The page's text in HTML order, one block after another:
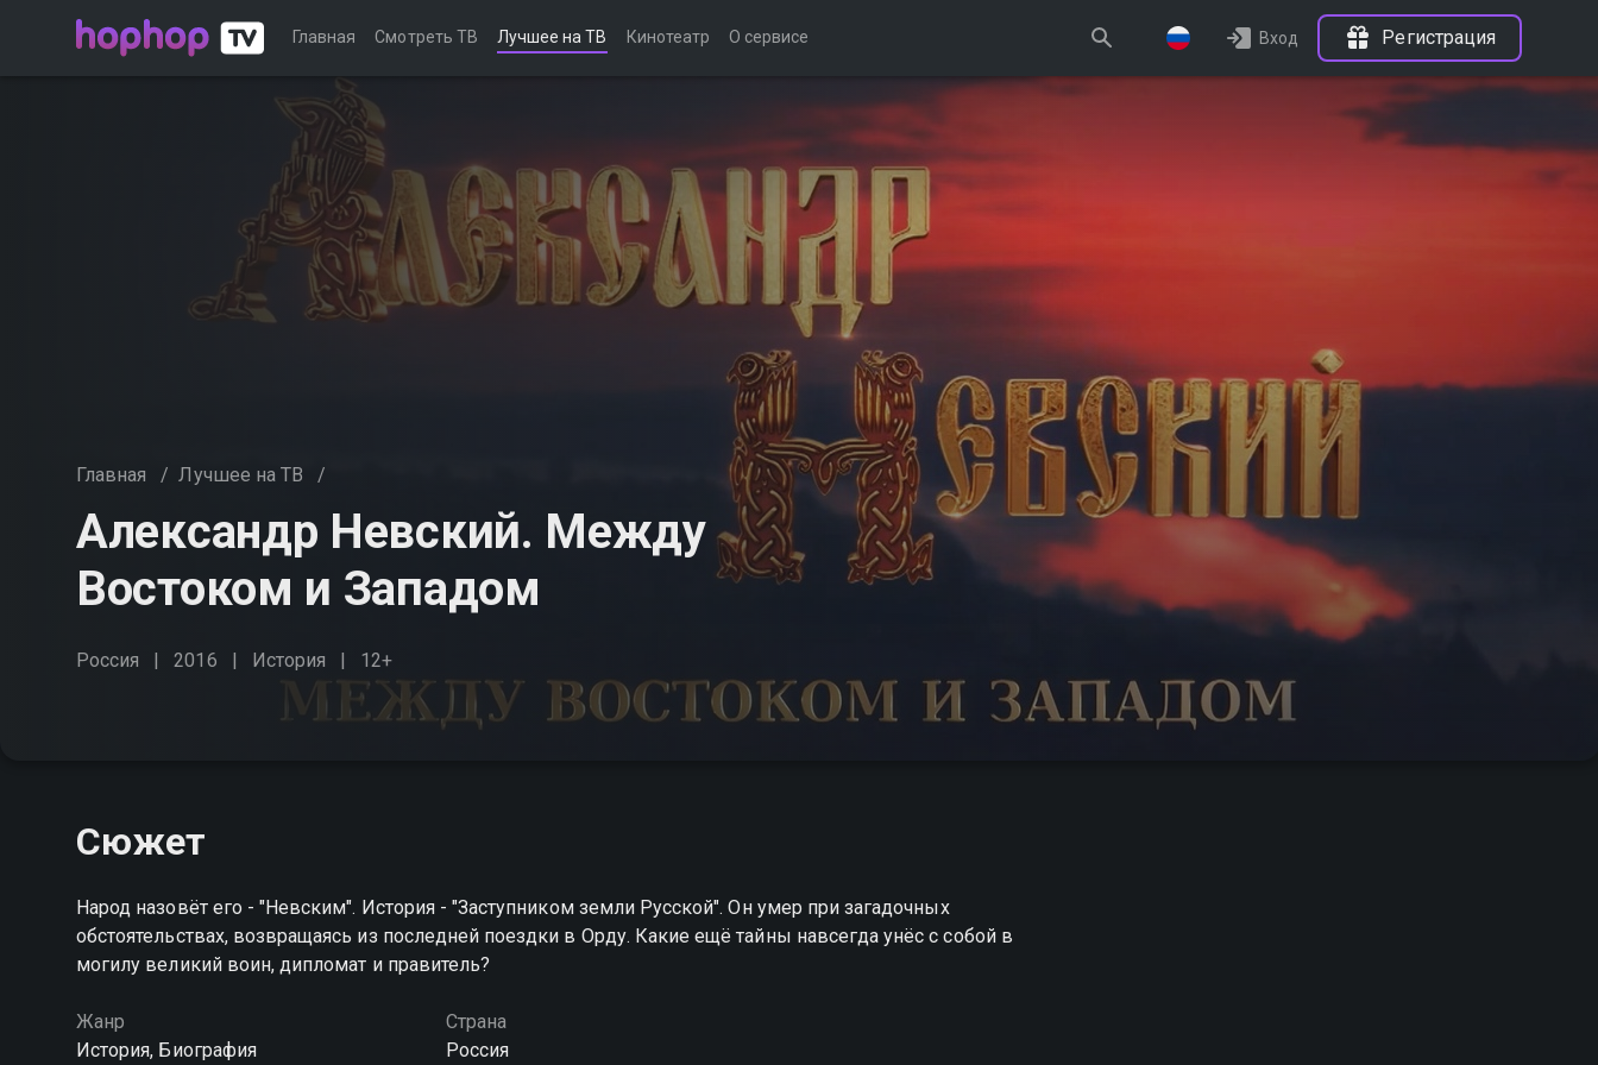
Главная Смотреть ТВ Лучшее на ТВ Кинотеатр О сервисе Вход Регистрация
Главная / Лучшее на ТВ /
Александр Невский. Между
Востоком и Западом
Россия 2016 История 12+
Сюжет
Народ назовёт его - "Невским". История - "Заступником земли Русской". Он умер при загадочных
обстоятельствах, возвращаясь из последней поездки в Орду. Какие ещё тайны навсегда унёс с собой в
могилу великий воин, дипломат и правитель?
Жанр
История, Биография
Страна
Россия